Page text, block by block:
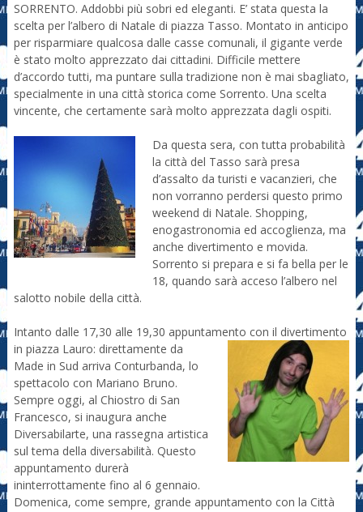
SORRENTO. Addobbi più sobri ed eleganti. E’ stata questa la
scelta per l’albero di Natale di piazza Tasso. Montato in anticipo
per risparmiare qualcosa dalle casse comunali, il gigante verde
è stato molto apprezzato dai cittadini. Difficile mettere
d’accordo tutti, ma puntare sulla tradizione non è mai sbagliato,
specialmente in una città storica come Sorrento. Una scelta
vincente, che certamente sarà molto apprezzata dagli ospiti.
Da questa sera, con tutta probabilità
la città del Tasso sarà presa
d’assalto da turisti e vacanzieri, che
non vorranno perdersi questo primo
weekend di Natale. Shopping,
enogastronomia ed accoglienza, ma
anche divertimento e movida.
Sorrento si prepara e si fa bella per le
18, quando sarà acceso l’albero nel
salotto nobile della città.
Intanto dalle 17,30 alle 19,30 appuntamento con il divertimento
in piazza Lauro: direttamente da
Made in Sud arriva Conturbanda, lo
spettacolo con Mariano Bruno.
Sempre oggi, al Chiostro di San
Francesco, si inaugura anche
Diversabilarte, una rassegna artistica
sul tema della diversabilità. Questo
appuntamento durerà
ininterrottamente fino al 6 gennaio.
Domenica, come sempre, grande appuntamento con la Città